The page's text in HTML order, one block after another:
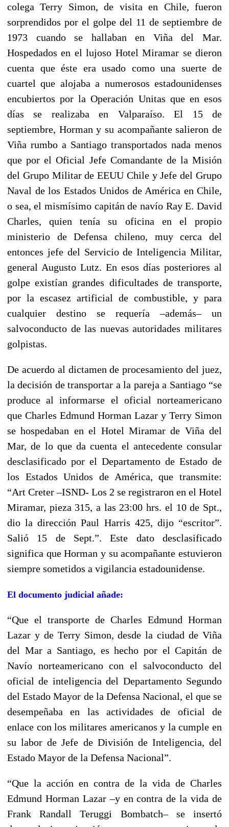
colega Terry Simon, de visita en Chile, fueron
sorprendidos por el golpe del 11 de septiembre de
1973 cuando se hallaban en Viña del Mar.
Hospedados en el lujoso Hotel Miramar se dieron
cuenta que éste era usado como una suerte de
cuartel que alojaba a numerosos estadounidenses
encubiertos por la Operación Unitas que en esos
días se realizaba en Valparaíso. El 15 de
septiembre, Horman y su acompañante salieron de
Viña rumbo a Santiago transportados nada menos
que por el Oficial Jefe Comandante de la Misión
del Grupo Militar de EEUU Chile y Jefe del Grupo
Naval de los Estados Unidos de América en Chile,
o sea, el mismísimo capitán de navío Ray E. David
Charles, quien tenía su oficina en el propio
ministerio de Defensa chileno, muy cerca del
entonces jefe del Servicio de Inteligencia Militar,
general Augusto Lutz. En esos días posteriores al
golpe existían grandes dificultades de transporte,
por la escasez artificial de combustible, y para
cualquier destino se requería –además– un
salvoconducto de las nuevas autoridades militares
golpistas.
De acuerdo al dictamen de procesamiento del juez,
la decisión de transportar a la pareja a Santiago “se
produce al informarse el oficial norteamericano
que Charles Edmund Horman Lazar y Terry Simon
se hospedaban en el Hotel Miramar de Viña del
Mar, de lo que da cuenta el antecedente consular
desclasificado por el Departamento de Estado de
los Estados Unidos de América, que transmite:
“Art Creter –ISND- Los 2 se registraron en el Hotel
Miramar, pieza 315, a las 23:00 hrs. el 10 de Spt.,
dio la dirección Paul Harris 425, dijo “escritor”.
Salió 15 de Sept.”. Este dato desclasificado
significa que Horman y su acompañante estuvieron
siempre sometidos a vigilancia estadounidense.
El documento judicial añade:
“Que el transporte de Charles Edmund Horman
Lazar y de Terry Simon, desde la ciudad de Viña
del Mar a Santiago, es hecho por el Capitán de
Navío norteamericano con el salvoconducto del
oficial de inteligencia del Departamento Segundo
del Estado Mayor de la Defensa Nacional, el que se
desempeñaba en las actividades de oficial de
enlace con los militares americanos y la cumple en
su labor de Jefe de División de Inteligencia, del
Estado Mayor de la Defensa Nacional”.
“Que la acción en contra de la vida de Charles
Edmund Horman Lazar –y en contra de la vida de
Frank Randall Teruggi Bombatch– se insertó